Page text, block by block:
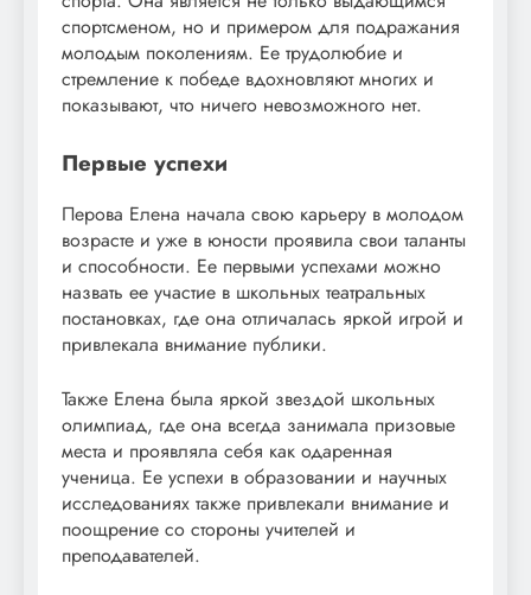
спортсменом, но и примером для подражания
молодым поколениям. Ее трудолюбие и
стремление к победе вдохновляют многих и
показывают, что ничего невозможного нет.
Первые успехи
Перова Елена начала свою карьеру в молодом
возрасте и уже в юности проявила свои таланты
и способности. Ее первыми успехами можно
назвать ее участие в школьных театральных
постановках, где она отличалась яркой игрой и
привлекала внимание публики.
Также Елена была яркой звездой школьных
олимпиад, где она всегда занимала призовые
места и проявляла себя как одаренная
ученица. Ее успехи в образовании и научных
исследованиях также привлекали внимание и
поощрение со стороны учителей и
преподавателей.